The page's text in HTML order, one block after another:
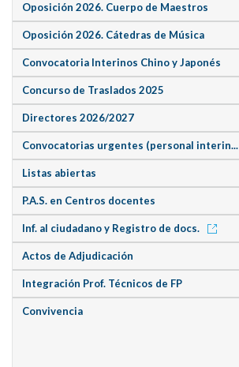
Oposición 2026. Cuerpo de Maestros
Oposición 2026. Cátedras de Música
Convocatoria Interinos Chino y Japonés
Concurso de Traslados 2025
Directores 2026/2027
Convocatorias urgentes (personal interin...
Listas abiertas
P.A.S. en Centros docentes
Inf. al ciudadano y Registro de docs.
Actos de Adjudicación
Integración Prof. Técnicos de FP
Convivencia